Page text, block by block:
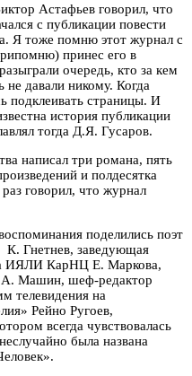
Астафьев говорил, что
с публикации повести
Я тоже помню этот журнал с
принес его в
очередь, кто за кем
давали никому. Когда
подклеивать страницы. И
история публикации
тогда Д.Я. Гусаров.
написал три романа, пять
и полдесятка
говорил, что журнал
поделились поэт
К. Гнетнев, заведующая
ИЯЛИ КарНЦ Е. Маркова,
А. Машин, шеф-редактор
телевидения на
Рейно Ругоев,
всегда чувствовалась
была названа